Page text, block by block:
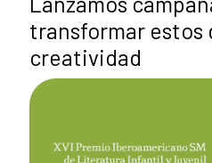
transformar estos
creatividad